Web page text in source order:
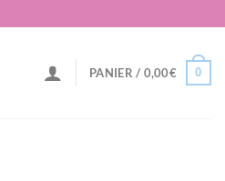
PANIER / 0,00€ 0